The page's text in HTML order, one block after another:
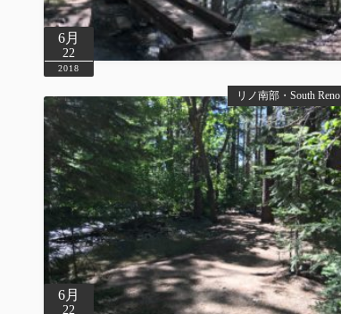
6月
22
2018
リノ南部・South Reno
6月
22